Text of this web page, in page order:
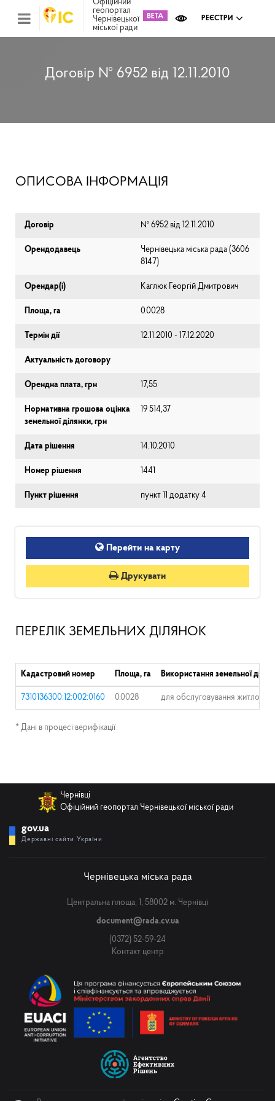
Офіційний
геопортал
Чернівецької
міської ради
РЕЄСТРИ
Договір № 6952 від 12.11.2010
ОПИСОВА ІНФОРМАЦІЯ
Договір № 6952 від 12.11.2010
Орендодавець
Чернівецька міська рада (⁨3606
8147⁩)
Орендар(і) Каглюк Георгій Дмитрович
Площа, га 0.0028
Термін дії 12.11.2010 - 17.12.2020
Актуальність договору
Орендна плата, грн 17,55
Нормативна грошова оцінка
земельної ділянки, грн
19 514,37
Дата рішення 14.10.2010
Номер рішення 1441
Пункт рішення пункт 11 додатку 4
Перейти на карту
Друкувати
ПЕРЕЛІК ЗЕМЕЛЬНИХ ДІЛЯНОК
Кадастровий номер Площа, га Використання земельної
7310136300:12:002:0160 0.0028 для обслуговування
* Дані в процесі верифікації
Чернівці
Офіційний геопортал Чернівецької міської ради
gov.ua
Державні сайти України
Чернівецька міська рада
Центральна площа, 1, 58002 м. Чернівці
document@rada.cv.ua
(0372) 52-59-24
Контакт центр